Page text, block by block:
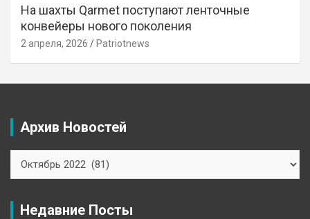
На шахты Qarmet поступают ленточные
конвейеры нового поколения
2 апреля, 2026 Patriotnews
Архив Новостей
Новостей
Недавние Посты